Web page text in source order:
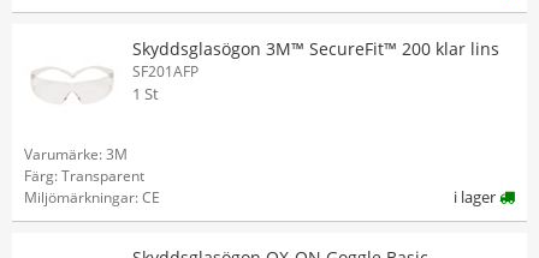
Skyddsglasögon 3M™ SecureFit™ 200 klar lins
SF201AFP
1 St
Varumärke: 3M
Färg: Transparent
Miljömärkningar: CE
i lager